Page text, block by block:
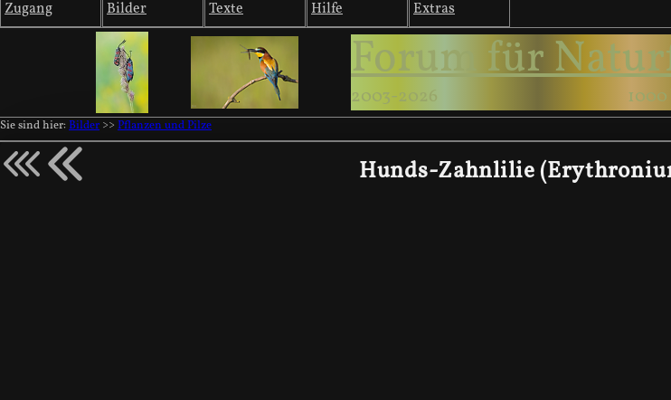
Zugang Bilder Texte Hilfe Extras
Forum für
2003-2026
Sie sind hier: Bilder >> Pflanzen und Pilze
Hunds-Zahnlilie